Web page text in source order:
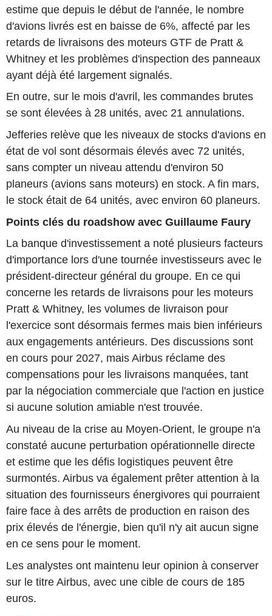
estime que depuis le début de l'année, le nombre
d'avions livrés est en baisse de 6%, affecté par les
retards de livraisons des moteurs GTF de Pratt &
Whitney et les problèmes d'inspection des panneaux
ayant déjà été largement signalés.
En outre, sur le mois d'avril, les commandes brutes
se sont élevées à 28 unités, avec 21 annulations.
Jefferies relève que les niveaux de stocks d'avions en
état de vol sont désormais élevés avec 72 unités,
sans compter un niveau attendu d'environ 50
planeurs (avions sans moteurs) en stock. A fin mars,
le stock était de 64 unités, avec environ 60 planeurs.
Points clés du roadshow avec Guillaume Faury
La banque d'investissement a noté plusieurs facteurs
d'importance lors d'une tournée investisseurs avec le
président-directeur général du groupe. En ce qui
concerne les retards de livraisons pour les moteurs
Pratt & Whitney, les volumes de livraison pour
l'exercice sont désormais fermes mais bien inférieurs
aux engagements antérieurs. Des discussions sont
en cours pour 2027, mais Airbus réclame des
compensations pour les livraisons manquées, tant
par la négociation commerciale que l'action en justice
si aucune solution amiable n'est trouvée.
Au niveau de la crise au Moyen-Orient, le groupe n'a
constaté aucune perturbation opérationnelle directe
et estime que les défis logistiques peuvent être
surmontés. Airbus va également prêter attention à la
situation des fournisseurs énergivores qui pourraient
faire face à des arrêts de production en raison des
prix élevés de l'énergie, bien qu'il n'y ait aucun signe
en ce sens pour le moment.
Les analystes ont maintenu leur opinion à conserver
sur le titre Airbus, avec une cible de cours de 185
euros.